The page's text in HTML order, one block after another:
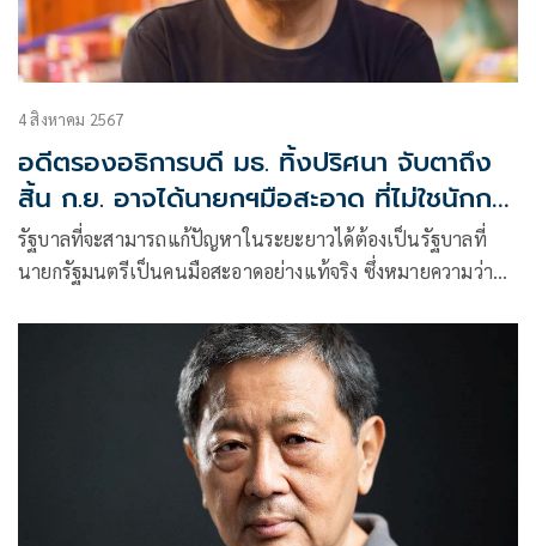
4 สิงหาคม 2567
อดีตรองอธิการบดี มธ. ทิ้งปริศนา จับตาถึง
สิ้น ก.ย. อาจได้นายกฯมือสะอาด ที่ไม่ใชนักการ
เมือง
รัฐบาลที่จะสามารถแก้ปัญหาในระยะยาวได้ต้องเป็นรัฐบาลที่
นายกรัฐมนตรีเป็นคนมือสะอาดอย่างแท้จริง ซึ่งหมายความว่า
สามารถในการบริหาร เข้าใจเรื่องแผนยุทธศาสตร์อย่างแท้จริง